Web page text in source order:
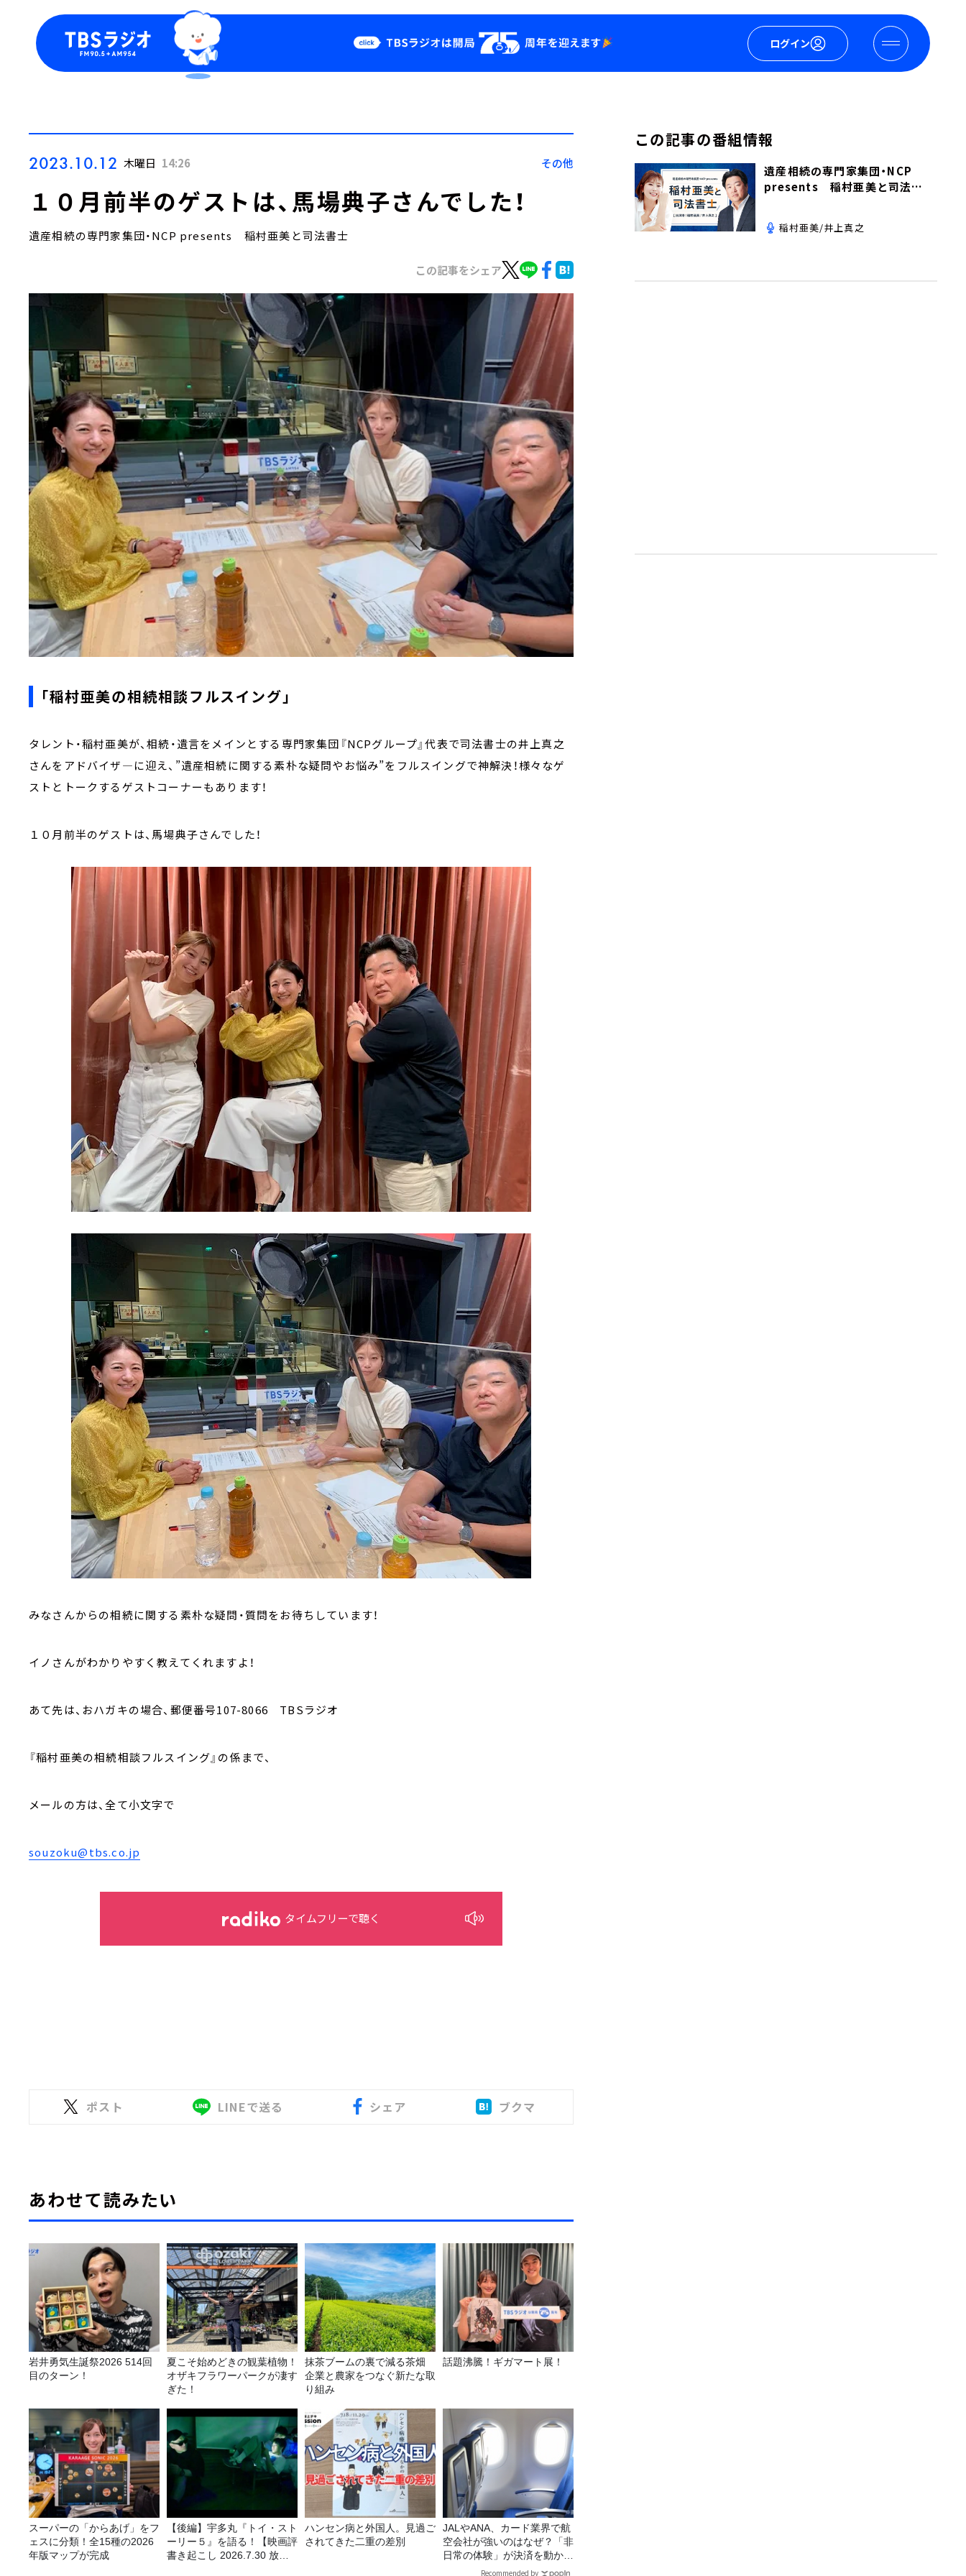
ログイン
Podcast
YouTube
2023.10.12 木曜日 14:26 その他
１０月前半のゲストは、馬場典子さんでした！
遺産相続の専門家集団・NCP presents 稲村亜美と司法書士
この記事をシェア
「稲村亜美の相続相談フルスイング」
タレント・稲村亜美が、相続・遺言をメインとする専門家集団『NCPグループ』代表で司法書士の井上真之
さんをアドバイザ―に迎え、”遺産相続に関する素朴な疑問やお悩み”をフルスイングで神解決！様々なゲ
ストとトークするゲストコーナーもあります！
１０月前半のゲストは、馬場典子さんでした！
みなさんからの相続に関する素朴な疑問・質問をお待ちしています！
イノさんがわかりやすく教えてくれますよ！
あて先は、おハガキの場合、郵便番号107-8066 TBSラジオ
『稲村亜美の相続相談フルスイング』の係まで、
メールの方は、全て小文字で
souzoku@tbs.co.jp
タイムフリーで聴く
ポスト LINEで送る シェア ブクマ
あわせて読みたい
岩井勇気生誕祭2026 514回
目のターン！
夏こそ始めどきの観葉植物！
オザキフラワーパークが凄す
ぎた！
抹茶ブームの裏で減る茶畑
企業と農家をつなぐ新たな取
り組み
話題沸騰！ギガマート展！
スーパーの「からあげ」をフ
ェスに分類！全15種の2026
年版マップが完成
【後編】宇多丸『トイ・スト
ーリー５』を語る！【映画評
書き起こし 2026.7.30 放
ハンセン病と外国人。見過ご
されてきた二重の差別
JALやANA、カード業界で航
空会社が強いのはなぜ？「非
日常の体験」が決済を動かす
Recommended by
この記事の番組情報
遺産相続の専門家集団・NCP
presents 稲村亜美と司法書
稲村亜美/井上真之